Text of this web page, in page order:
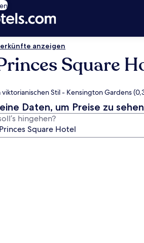
anzeigen
Square
viktorianischen Stil - Kensington Gardens
Daten, um Preise zu sehen
hingehen?